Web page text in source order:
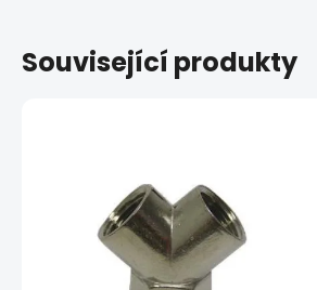
Související produkty